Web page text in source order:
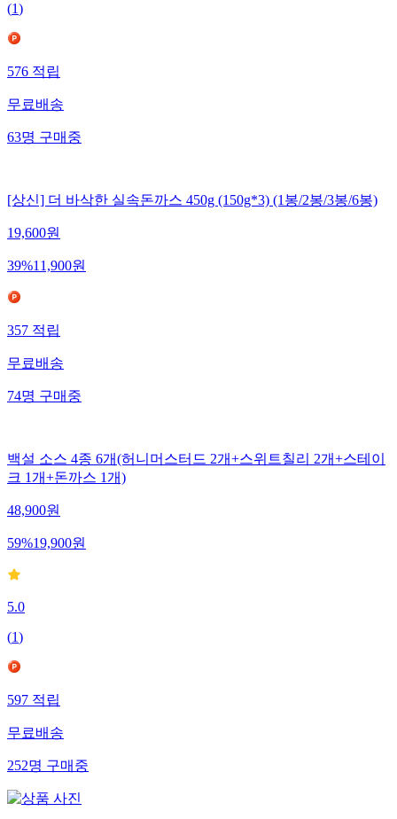
(1)
576적립
무료배송
63명구매중
[상신] 더 바삭한 실속돈까스 450g (150g*3) (1봉/2봉/3봉/6봉)
19,600원
39%11,900원
357적립
무료배송
74명구매중
백설 소스 4종 6개(허니머스터드 2개+스위트칠리 2개+스테이
크 1개+돈까스 1개)
48,900원
59%19,900원
5.0
(1)
597적립
무료배송
252명구매중